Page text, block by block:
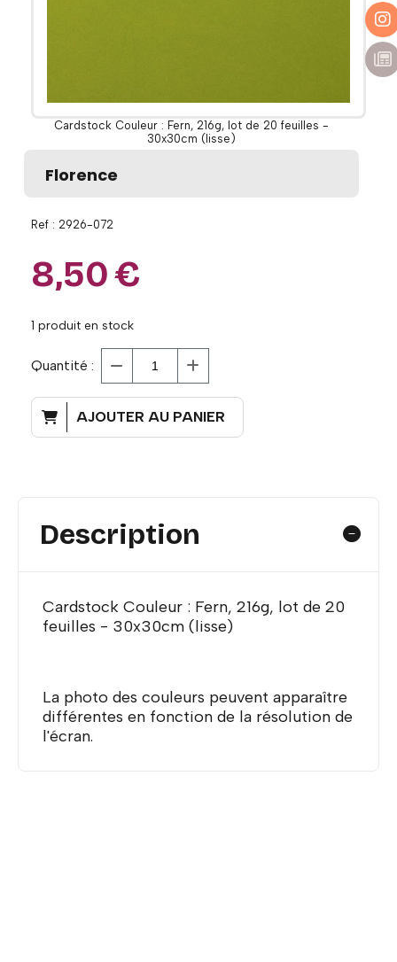
Cardstock Couleur : Fern, 216g, lot de 20 feuilles -
30x30cm (lisse)
Florence
Ref : 2926-072
8,50€
1 produit en stock
Quantité :
AJOUTER AU PANIER
Description
Cardstock Couleur : Fern, 216g, lot de 20
feuilles - 30x30cm (lisse)
La photo des couleurs peuvent apparaître
différentes en fonction de la résolution de
l'écran.